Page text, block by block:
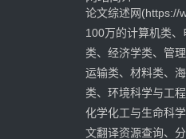
论文综述网(https://
100万的计算机类
类、经济学类、管
运输类、材料类、
类、环境科学与工
化学化工与生命科
文翻译资源查询、